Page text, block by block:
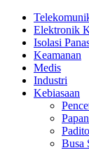
Elektronik
Isolasi
Keamanan
Medis
Industri
Kebiasaan
Busa